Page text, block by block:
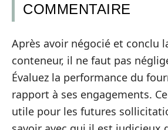
COMMENTAIRE
Après avoir négocié et conclu
conteneur, il ne faut pas
Évaluez la performance du
rapport à ses engagements.
utile pour les futures